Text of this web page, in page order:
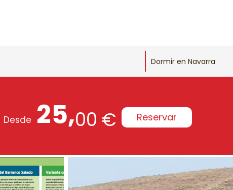
Dormir en Navarra
Desde 25,00 € Reservar